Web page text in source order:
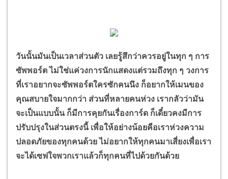
วันนั้นมันเป็นเวลาส่วนตัว เลยรู้สึกว่าควรอยู่ในทุก ๆ การ
ซัพพอร์ต ไม่ใช่แค่วงการนักแสดงแต่รวมถึงทุก ๆ วงการ
ที่เราอยากจะซัพพอร์ตใครซักคนนึง ก็อยากให้เมนของ
คุณสบายใจมากกว่า ส่วนที่หลายคนห่วง เรากลัวว่ามัน
จะเป็นแบบนั้น ก็มีการคุยกันเรื่องการ์ด ก็เดี๋ยวคงมีการ
ปรับปรุงในส่วนตรงนี้ เพื่อให้อย่างน้อยคือเราห่วงความ
ปลอดภัยของทุกคนด้วย ไม่อยากให้ทุกคนมาเสี่ยงเพื่อเรา
จะได้เซฟใจพวกเราแล้วก็ทุกคนที่ไปด้วยกันด้วย